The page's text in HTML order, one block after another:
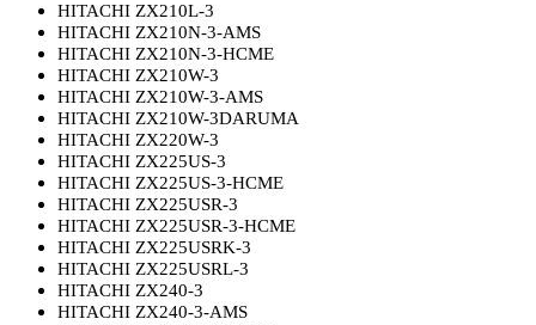
HITACHI ZX210L-3
HITACHI ZX210N-3-AMS
HITACHI ZX210N-3-HCME
HITACHI ZX210W-3
HITACHI ZX210W-3-AMS
HITACHI ZX210W-3DARUMA
HITACHI ZX220W-3
HITACHI ZX225US-3
HITACHI ZX225US-3-HCME
HITACHI ZX225USR-3
HITACHI ZX225USR-3-HCME
HITACHI ZX225USRK-3
HITACHI ZX225USRL-3
HITACHI ZX240-3
HITACHI ZX240-3-AMS